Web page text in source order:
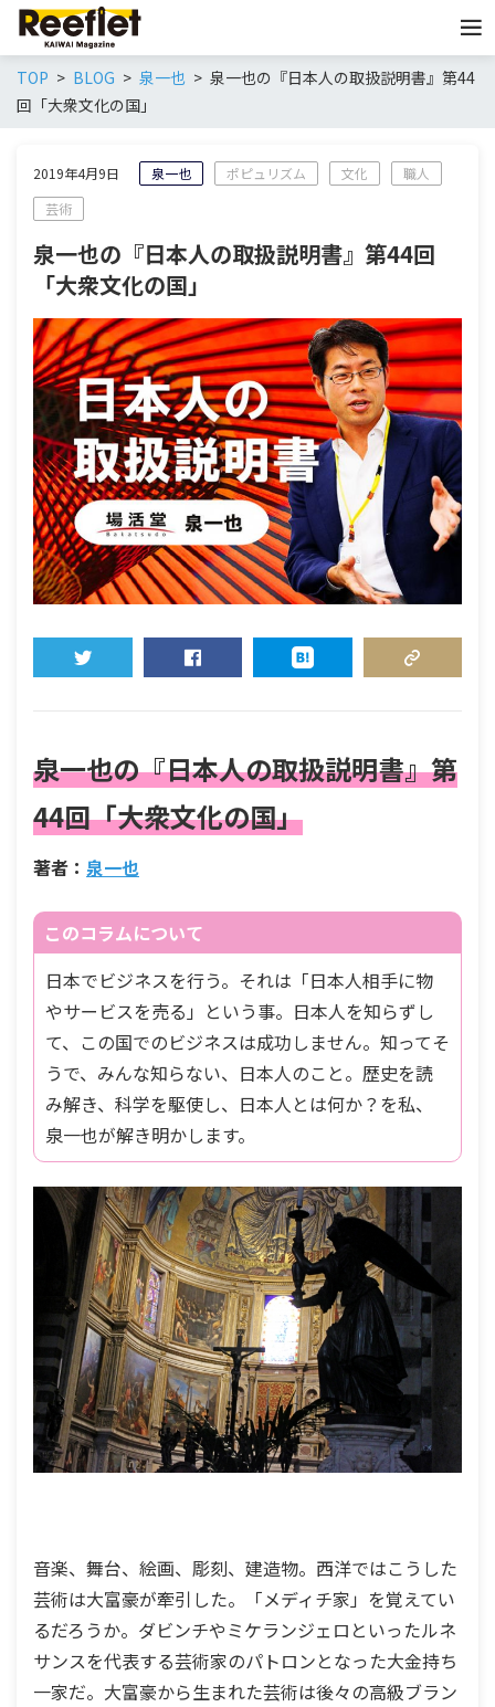
TOP BLOG 泉一也
泉一也の『日本人の取扱説明書』第44
回「大衆文化の国」
2019年4月9日 泉一也 ポピュリズム 文化
職人
芸術
泉一也の『日本人の取扱説明書』第44回
「大衆文化の国」
泉一也の『日本人の取扱説明書』第
44回「大衆文化の国」
著者： 泉一也
このコラムについて
日本でビジネスを行う。それは「日本人相手に物
やサービスを売る」という事。日本人を知らずし
て、この国でのビジネスは成功しません。知ってそ
うで、みんな知らない、日本人のこと。歴史を読
み解き、科学を駆使し、日本人とは何か？を私、
泉一也が解き明かします。
音楽、舞台、絵画、彫刻、建造物。西洋ではこうした
芸術は大富豪が牽引した。「メディチ家」を覚えてい
るだろうか。ダビンチやミケランジェロといったルネ
サンスを代表する芸術家のパトロンとなった大金持ち
一家だ。大富豪から生まれた芸術は後々の高級ブラン